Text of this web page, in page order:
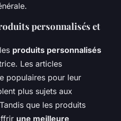
personnalisés et
produits personnalisés
Les articles
populaires pour leur
plus sujets aux
que les produits
une meilleure